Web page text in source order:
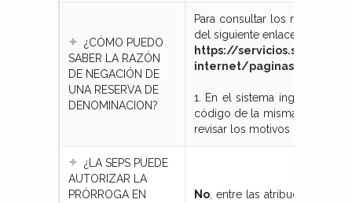
¿CÓMO PUEDO
SABER LA RAZÓN
DE NEGACIÓN DE
UNA RESERVA DE
DENOMINACION?
Para consultar los motivos
del siguiente enlace:
https://
internet/paginas/reps/
1. En el sistema ingresar el
código de la misma el
revisar los motivos de
¿LA SEPS PUEDE
AUTORIZAR LA
PRÓRROGA EN
No, entre las atribuciones